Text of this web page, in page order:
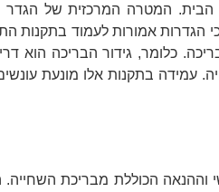
הבית. המטרה המרכזית של הגדר
הגדרות אמורות לעמוד בתקנות
כלומר, גידור הבריכה הוא
עמידה בתקנות אלו מונעת
וההנאה הכוללת מבריכת השחייה.